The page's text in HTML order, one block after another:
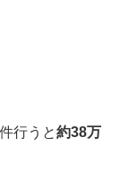
行うと約38万